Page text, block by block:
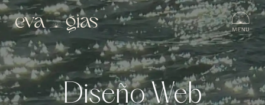
Diseño Web